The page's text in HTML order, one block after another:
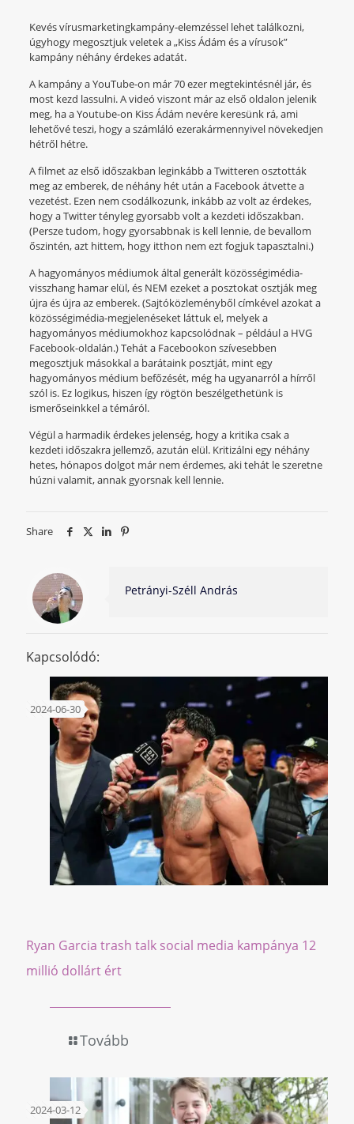
Kevés vírusmarketingkampány-elemzéssel lehet találkozni,
úgyhogy megosztjuk veletek a „Kiss Ádám és a vírusok”
kampány néhány érdekes adatát.
A kampány a YouTube-on már 70 ezer megtekintésnél jár, és
most kezd lassulni. A videó viszont már az első oldalon jelenik
meg, ha a Youtube-on Kiss Ádám nevére keresünk rá, ami
lehetővé teszi, hogy a számláló ezerakármennyivel növekedjen
hétről hétre.
A filmet az első időszakban leginkább a Twitteren osztották
meg az emberek, de néhány hét után a Facebook átvette a
vezetést. Ezen nem csodálkozunk, inkább az volt az érdekes,
hogy a Twitter tényleg gyorsabb volt a kezdeti időszakban.
(Persze tudom, hogy gyorsabbnak is kell lennie, de bevallom
őszintén, azt hittem, hogy itthon nem ezt fogjuk tapasztalni.)
A hagyományos médiumok által generált közösségimédia-
visszhang hamar elül, és NEM ezeket a posztokat osztják meg
újra és újra az emberek. (Sajtóközleményből címkével azokat a
közösségimédia-megjelenéseket láttuk el, melyek a
hagyományos médiumokhoz kapcsolódnak – például a HVG
Facebook-oldalán.) Tehát a Facebookon szívesebben
megosztjuk másokkal a barátaink posztját, mint egy
hagyományos médium befőzését, még ha ugyanarról a hírről
szól is. Ez logikus, hiszen így rögtön beszélgethetünk is
ismerőseinkkel a témáról.
Végül a harmadik érdekes jelenség, hogy a kritika csak a
kezdeti időszakra jellemző, azután elül. Kritizálni egy néhány
hetes, hónapos dolgot már nem érdemes, aki tehát le szeretne
húzni valamit, annak gyorsnak kell lennie.
Share
Petrányi-Széll András
Kapcsolódó:
2024-06-30
Ryan Garcia trash talk social media kampánya 12
millió dollárt ért
Tovább
2024-03-12